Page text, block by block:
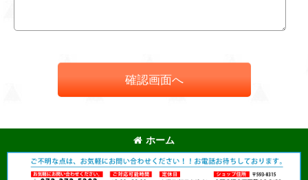
確認画面へ
ホーム